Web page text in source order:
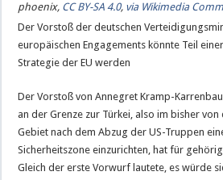
phoenix, CC BY-SA 4.0, via Wikimedia
Der Vorstoß der deutschen
europäischen Engagements könnte Teil
Strategie der EU werden
Der Vorstoß von Annegret Kramp-
an der Grenze zur Türkei, also im bisher
Gebiet nach dem Abzug der US-Truppen
Sicherheitszone einzurichten, hat für
Gleich der erste Vorwurf lautete, es würde